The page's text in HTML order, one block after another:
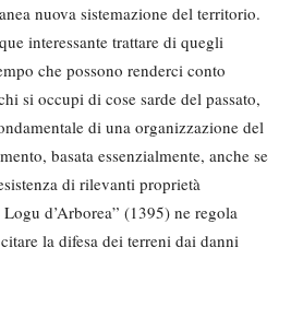
nuova sistemazione del territorio.
interessante trattare di quegli
che possono renderci conto
si occupi di cose sarde del passato,
di una organizzazione del
basata essenzialmente, anche se
di rilevanti proprietà
d’Arborea” (1395) ne regola
la difesa dei terreni dai danni